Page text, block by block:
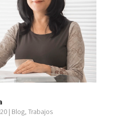
| Blog, Trabajos